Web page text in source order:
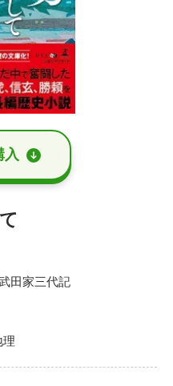
⼊
田家三代記
理